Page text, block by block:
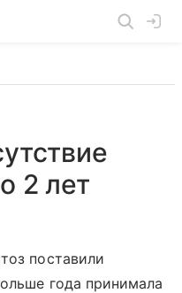
2 лет
поставили
года принимала